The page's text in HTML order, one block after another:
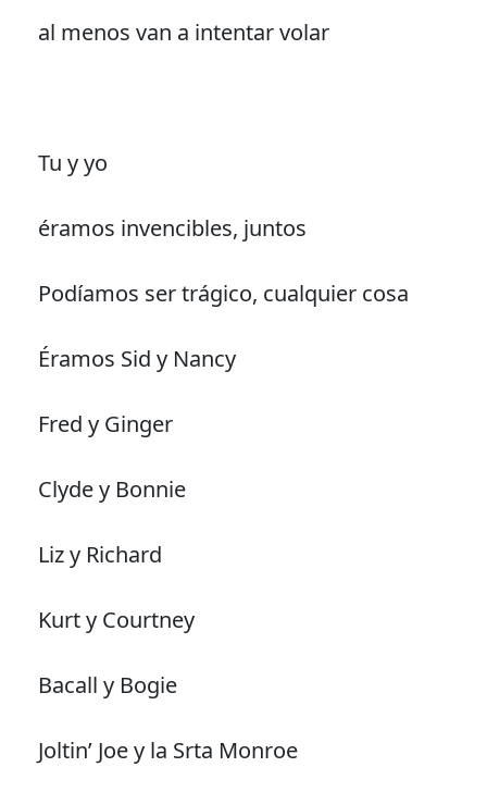
al menos van a intentar volar
Tu y yo
éramos invencibles, juntos
Podíamos ser trágico, cualquier cosa
Éramos Sid y Nancy
Fred y Ginger
Clyde y Bonnie
Liz y Richard
Kurt y Courtney
Bacall y Bogie
Joltin’ Joe y la Srta Monroe